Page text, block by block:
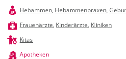
Hebammen, Hebammenpraxen,
Frauenärzte, Kinderärzte, Kliniken
Kitas
Apotheken